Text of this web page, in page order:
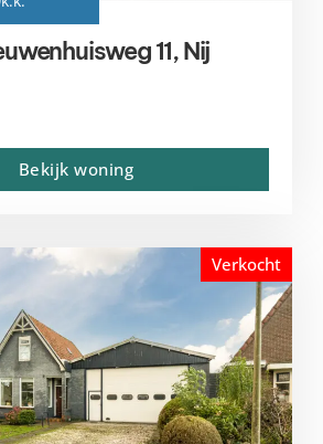
11, Nij
Bekijk woning
Verkocht